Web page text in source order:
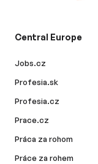
Central Europe
Jobs.cz
Profesia.sk
Profesia.cz
Prace.cz
Práca za rohom
Práce za rohem